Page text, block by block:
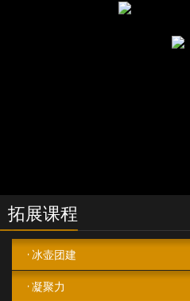
拓展课程
冰壶团建
凝聚力